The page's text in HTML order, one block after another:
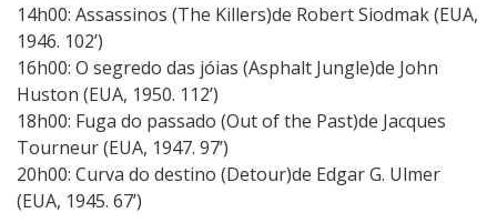
14h00: Assassinos (The Killers)de Robert Siodmak (EUA,
1946. 102’)
16h00: O segredo das jóias (Asphalt Jungle)de John
Huston (EUA, 1950. 112’)
18h00: Fuga do passado (Out of the Past)de Jacques
Tourneur (EUA, 1947. 97’)
20h00: Curva do destino (Detour)de Edgar G. Ulmer
(EUA, 1945. 67’)